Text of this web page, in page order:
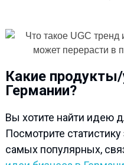
Какие
Германии?
Вы хотите найти идею
Посмотрите
самых популярных,